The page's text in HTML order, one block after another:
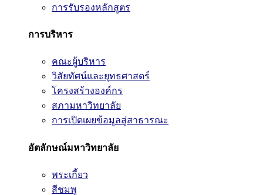
การรับรองหลักสูตร
การบริหาร
คณะผู้บริหาร
วิสัยทัศน์และยุทธศาสตร์
โครงสร้างองค์กร
สภามหาวิทยาลัย
การเปิดเผยข้อมูลสู่สาธารณะ
อัตลักษณ์มหาวิทยาลัย
พระเกี้ยว
สีชมพู